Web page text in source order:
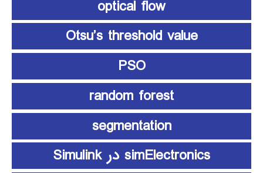
optical flow
Otsu’s threshold value
PSO
random forest
segmentation
simElectronics در Simulink